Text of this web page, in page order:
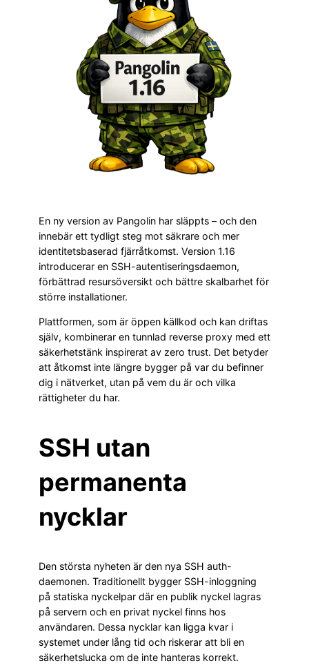
En ny version av Pangolin har släppts – och den
innebär ett tydligt steg mot säkrare och mer
identitetsbaserad fjärråtkomst. Version 1.16
introducerar en SSH-autentiseringsdaemon,
förbättrad resursöversikt och bättre skalbarhet för
större installationer.
Plattformen, som är öppen källkod och kan driftas
själv, kombinerar en tunnlad reverse proxy med ett
säkerhetstänk inspirerat av zero trust. Det betyder
att åtkomst inte längre bygger på var du befinner
dig i nätverket, utan på vem du är och vilka
rättigheter du har.
SSH utan
permanenta
nycklar
Den största nyheten är den nya SSH auth-
daemonen. Traditionellt bygger SSH-inloggning
på statiska nyckelpar där en publik nyckel lagras
på servern och en privat nyckel finns hos
användaren. Dessa nycklar kan ligga kvar i
systemet under lång tid och riskerar att bli en
säkerhetslucka om de inte hanteras korrekt.